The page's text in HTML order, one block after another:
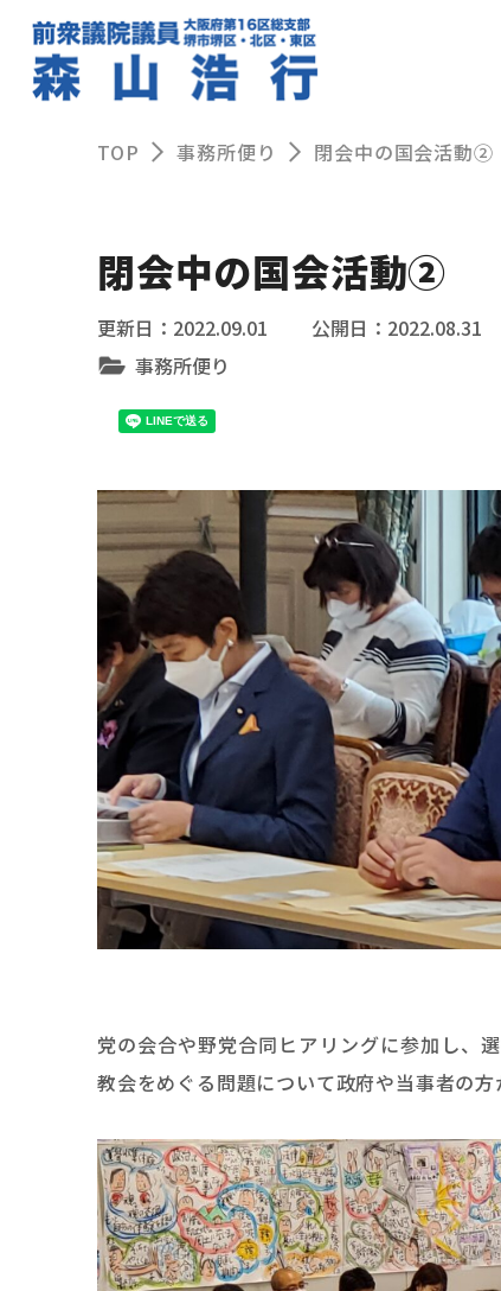
TOP 事務所便り 閉会中の国会活動②
閉会中の国会活動②
2022.09.01
2022.08.31
事務所便り
党の会合や野党合同ヒアリングに参加し、
教会をめぐる問題について政府や当事者の